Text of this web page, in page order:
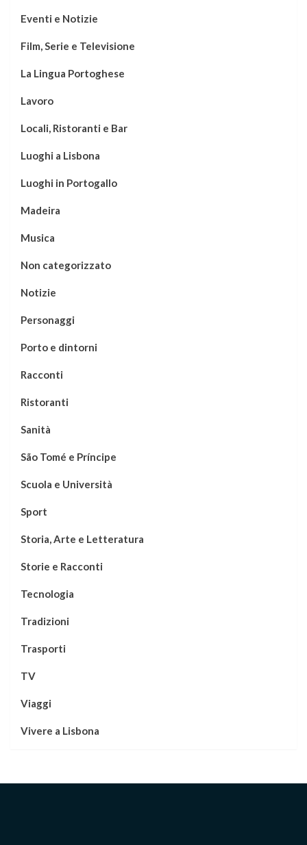
Eventi e Notizie
Film, Serie e Televisione
La Lingua Portoghese
Lavoro
Locali, Ristoranti e Bar
Luoghi a Lisbona
Luoghi in Portogallo
Madeira
Musica
Non categorizzato
Notizie
Personaggi
Porto e dintorni
Racconti
Ristoranti
Sanità
São Tomé e Príncipe
Scuola e Università
Sport
Storia, Arte e Letteratura
Storie e Racconti
Tecnologia
Tradizioni
Trasporti
TV
Viaggi
Vivere a Lisbona